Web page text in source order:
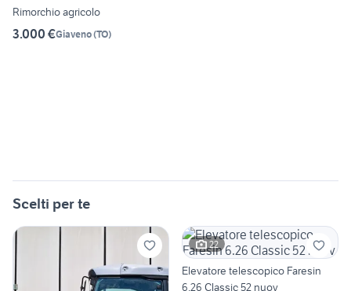
Rimorchio agricolo
3.000 €Giaveno(TO)
Scelti per te
22
Elevatore telescopico Faresin
6.26 Classic 52 nuov